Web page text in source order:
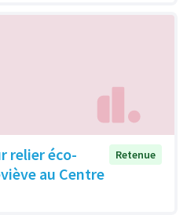
relier éco-
au Centre
Retenue